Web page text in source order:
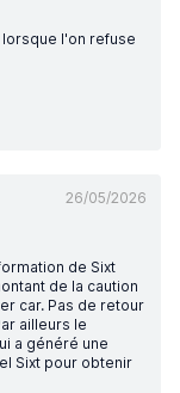
l'on refuse
26/05/2026
de Sixt
de la caution
car. Pas de retour
ailleurs le
a généré une
Sixt pour obtenir